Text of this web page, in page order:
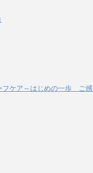
ケア～はじめの一歩 ご感